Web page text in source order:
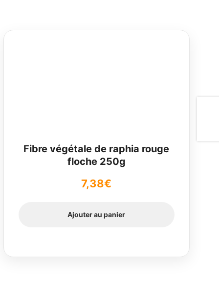
Fibre végétale de raphia rouge
floche 250g
7,38€
Ajouter au panier